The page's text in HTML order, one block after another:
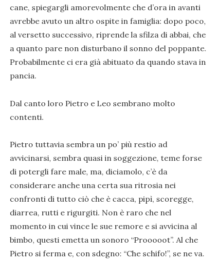
cane, spiegargli amorevolmente che d’ora in avanti
avrebbe avuto un altro ospite in famiglia: dopo poco,
al versetto successivo, riprende la sfilza di abbai, che
a quanto pare non disturbano il sonno del poppante.
Probabilmente ci era già abituato da quando stava in
pancia.
Dal canto loro Pietro e Leo sembrano molto
contenti.
Pietro tuttavia sembra un po’ più restio ad
avvicinarsi, sembra quasi in soggezione, teme forse
di potergli fare male, ma, diciamolo, c’è da
considerare anche una certa sua ritrosia nei
confronti di tutto ciò che è cacca, pipì, scoregge,
diarrea, rutti e rigurgiti. Non è raro che nel
momento in cui vince le sue remore e si avvicina al
bimbo, questi emetta un sonoro “Prooooot”. Al che
Pietro si ferma e, con sdegno: “Che schifo!”, se ne va.